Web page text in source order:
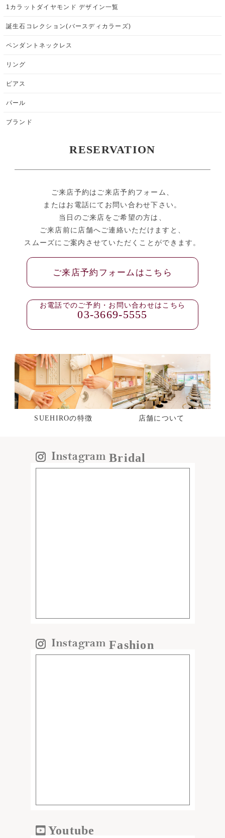
1カラットダイヤモンド デザイン一覧
誕生石コレクション(バースディカラーズ)
ペンダントネックレス
リング
ピアス
パール
ブランド
RESERVATION
ご来店予約はご来店予約フォーム、
またはお電話にてお問い合わせ下さい。
当日のご来店をご希望の方は、
ご来店前に店舗へご連絡いただけますと、
スムーズにご案内させていただくことができます。
ご来店予約フォームはこちら
お電話でのご予約・お問い合わせはこちら
03-3669-5555
SUEHIROの特徴 店舗について
Bridal
Fashion
Youtube